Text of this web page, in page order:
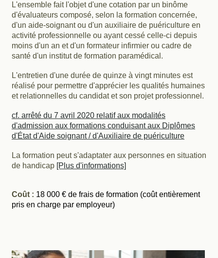
L'ensemble fait l'objet d'une cotation par un binôme
d'évaluateurs composé, selon la formation concernée,
d'un aide-soignant ou d'un auxiliaire de puériculture en
activité professionnelle ou ayant cessé celle-ci depuis
moins d'un an et d'un formateur infirmier ou cadre de
santé d'un institut de formation paramédical.
L'entretien d'une durée de quinze à vingt minutes est
réalisé pour permettre d'apprécier les qualités humaines
et relationnelles du candidat et son projet professionnel.
cf. arrêté du 7 avril 2020 relatif aux modalités
d'admission aux formations conduisant aux Diplômes
d'État d'Aide soignant / d'Auxiliaire de puériculture
La formation peut s'adaptater aux personnes en situation
de handicap [Plus d'informations]
Coût : 18 000 € de frais de formation (coût entièrement
pris en charge par employeur)